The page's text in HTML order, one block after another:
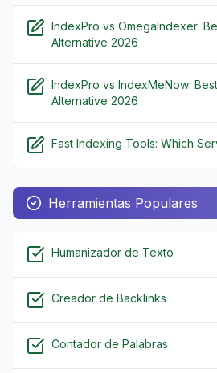
IndexPro vs OmegaIndexer:
Alternative 2026
IndexPro vs IndexMeNow:
Alternative 2026
Fast Indexing Tools: Which
Herramientas Populares
Humanizador de Texto
Creador de Backlinks
Contador de Palabras